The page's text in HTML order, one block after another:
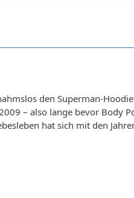
den Superman-
– also lange bevor Body
hat sich mit den